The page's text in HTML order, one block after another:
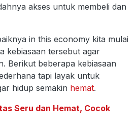
akses untuk membeli dan
in this economy kita mulai
kebiasaan tersebut agar
Berikut beberapa kebiasaan
tapi layak untuk
hidup semakin hemat.
Seru dan Hemat, Cocok